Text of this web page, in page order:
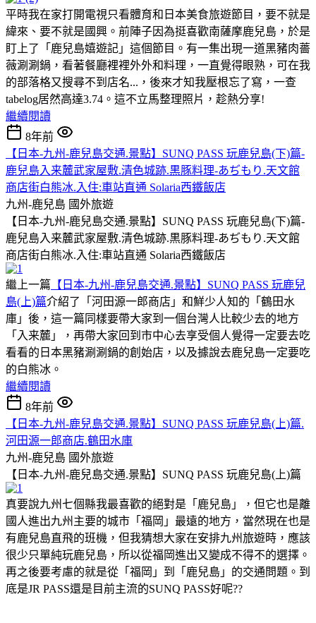
平時我在家打開電視只看體育和日本美食旅遊節目，要不就是
緯來、要不就是國興。前陣子因為挺喜歡南薩摩鹿兒島，於是
盯上了「鹿兒島嬉遊記」這個節目。有一集出現一道黑豬肉薔
薇涮涮鍋，看著餐廳裡裡外外和料理，一直覺得眼熟，可在我
的部落格又搜尋不到店名...，後來才知我壓根忘了寫，一查
tabelog居然高達3.74。這不立馬整理照片，趁熱分享!
繼續閱讀
8年前
【日本-九州-鹿兒島交通.景點】SUNQ PASS 玩鹿兒島(下)篇-
鹿兒島入来麓武家屋敷.清色城跡.黒豚料理-あぢもり.天文館
商店街白熊冰.入住:車站直通 Solaria西鐵飯店
九州-鹿兒島 國外旅遊
【日本-九州-鹿兒島交通.景點】SUNQ PASS 玩鹿兒島(下)篇-
鹿兒島入来麓武家屋敷.清色城跡.黒豚料理-あぢもり.天文館
商店街白熊冰.入住:車站直通 Solaria西鐵飯店
繼上一篇 【日本-九州-鹿兒島交通.景點】SUNQ PASS 玩鹿兒
島(上)篇介紹了「河田源一郎商店」和鮮少人知的「鶴田水
庫」後，這一篇同樣要帶大家到一個台灣人比較少去的地方
「入来麓」，再帶大家回到市中心去享受個人覺得一定要去吃
看看的日本黑豬涮涮鍋的創始店，以及據說去鹿兒島一定要吃
的白熊冰。
繼續閱讀
8年前
【日本-九州-鹿兒島交通.景點】SUNQ PASS 玩鹿兒島(上)篇.
河田源一郎商店.鶴田水庫
九州-鹿兒島 國外旅遊
【日本-九州-鹿兒島交通.景點】SUNQ PASS 玩鹿兒島(上)篇
真要說九州七個縣我最喜歡的絕對是「鹿兒島」，但它也是離
國人進出九州主要的城市「福岡」最遠的地方，當然現在也是
有鹿兒島直飛的班機，但我猜想大家在安排九州旅遊時，應該
很少只單純玩鹿兒島，所以從福岡進出又變成不得不的選擇。
再之後要考慮的就是從「福岡」到「鹿兒島」的交通問題。到
底是JR PASS還是目前主流的SUNQ PASS好呢??